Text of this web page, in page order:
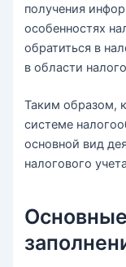
получения
особенностях
обратиться в
в области
Таким образом,
системе
основной вид
налогового